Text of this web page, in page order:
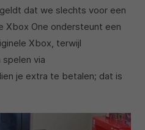
dat we slechts voor een
Xbox One ondersteunt een
Xbox, terwijl
via
je extra te betalen; dat is